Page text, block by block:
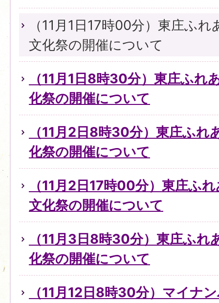
（11月1日17時00分）東庄ふ
文化祭の開催について
（11月1日8時30分）東庄ふれ
化祭の開催について
（11月2日8時30分）東庄ふれ
化祭の開催について
（11月2日17時00分）東庄ふ
文化祭の開催について
（11月3日8時30分）東庄ふれ
化祭の開催について
（11月12日8時30分）マイナ